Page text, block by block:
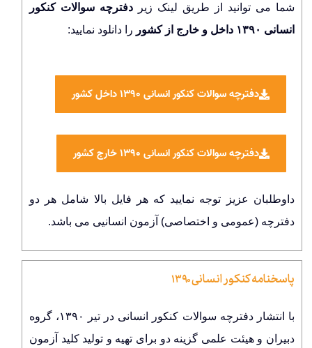
شما می توانید از طریق لینک زیردفترچه سوالات کنکور
انسانی ۱۳۹۰ داخل و خارج از کشور
را دانلود نمایید:
دفترچه سوالات کنکور انسانی ۱۳۹۰ داخل کشور
دفترچه سوالات کنکور انسانی ۱۳۹۰ خارج کشور
داوطلبان عزیز توجه نمایید که هر فایل بالا شامل هر دو
دفترچه (عمومی و اختصاصی) آزمون انسانیی می باشد.
پاسخنامه کنکور انسانی ۱۳۹۰
با انتشار دفترچه سوالات کنکور انسانی در تیر ۱۳۹۰، گروه
دبیران و هیئت علمی گزینه دو برای تهیه و تولید کلید آزمون